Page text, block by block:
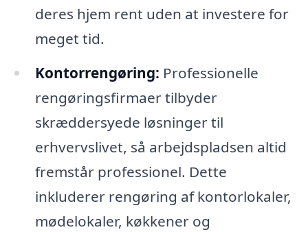
deres hjem rent uden at investere for
meget tid.
Kontorrengøring: Professionelle
rengøringsfirmaer tilbyder
skræddersyede løsninger til
erhvervslivet, så arbejdspladsen altid
fremstår professionel. Dette
inkluderer rengøring af kontorlokaler,
mødelokaler, køkkener og